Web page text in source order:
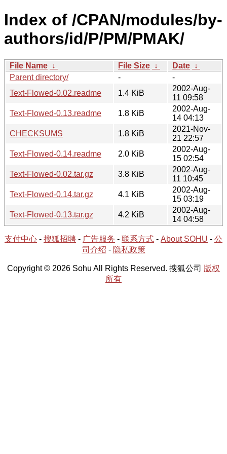
Index of /CPAN/modules/by-
authors/id/P/PM/PMAK/
File Name ↓ File Size ↓ Date ↓
Parent directory/
-
-
Text-Flowed-0.02.readme
1.4 KiB
2002-Aug-
11 09:58
Text-Flowed-0.13.readme
1.8 KiB
2002-Aug-
14 04:13
CHECKSUMS
1.8 KiB
2021-Nov-
21 22:57
Text-Flowed-0.14.readme
2.0 KiB
2002-Aug-
15 02:54
Text-Flowed-0.02.tar.gz
3.8 KiB
2002-Aug-
11 10:45
Text-Flowed-0.14.tar.gz
4.1 KiB
2002-Aug-
15 03:19
Text-Flowed-0.13.tar.gz
4.2 KiB
2002-Aug-
14 04:58
支付中心 - 搜狐招聘 - 广告服务 - 联系方式 - About SOHU - 公
司介绍 - 隐私政策
Copyright © 2026 Sohu All Rights Reserved. 搜狐公司 版权
所有